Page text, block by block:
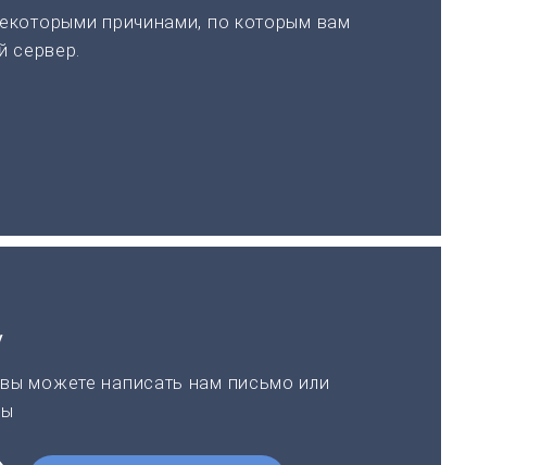
причинами, по которым вам
сервер.
можете написать нам письмо или